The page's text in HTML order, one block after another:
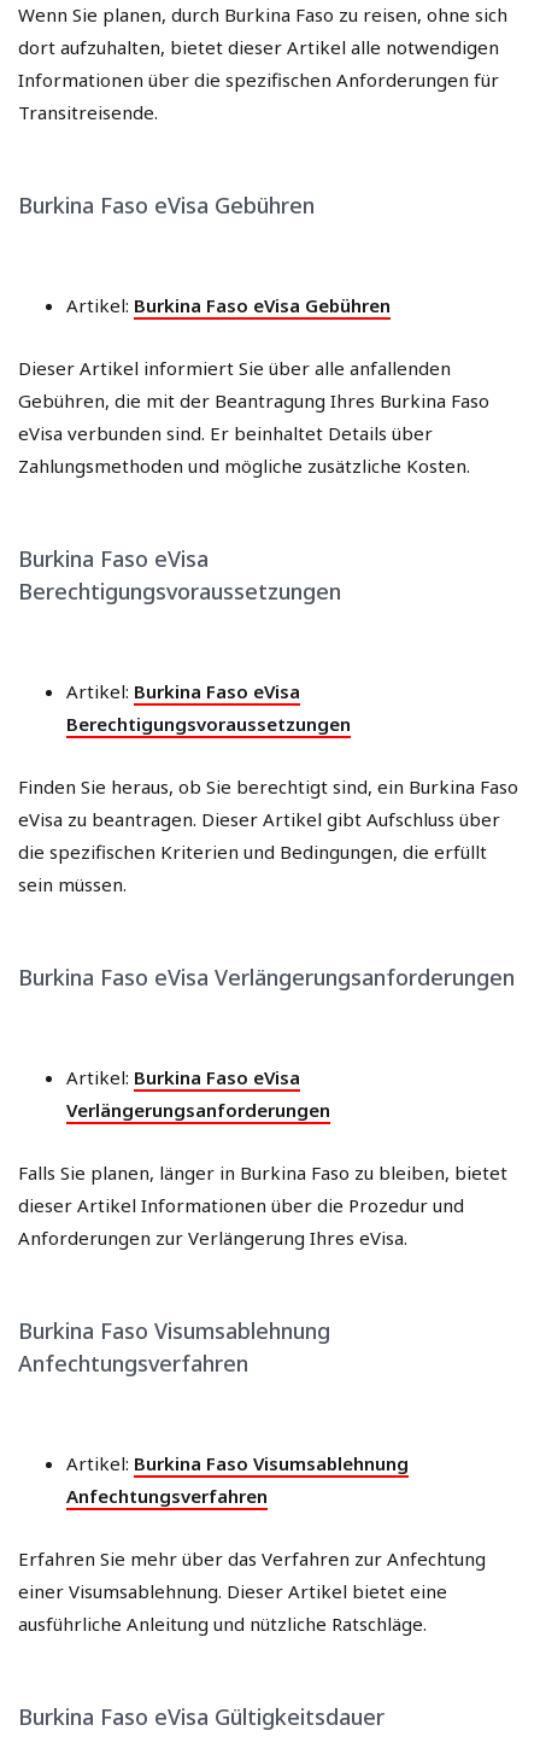
Wenn Sie planen, durch Burkina Faso zu reisen, ohne sich
dort aufzuhalten, bietet dieser Artikel alle notwendigen
Informationen über die spezifischen Anforderungen für
Transitreisende.
Burkina Faso eVisa Gebühren
Artikel: Burkina Faso eVisa Gebühren
Dieser Artikel informiert Sie über alle anfallenden
Gebühren, die mit der Beantragung Ihres Burkina Faso
eVisa verbunden sind. Er beinhaltet Details über
Zahlungsmethoden und mögliche zusätzliche Kosten.
Burkina Faso eVisa
Berechtigungsvoraussetzungen
Artikel: Burkina Faso eVisa
Berechtigungsvoraussetzungen
Finden Sie heraus, ob Sie berechtigt sind, ein Burkina Faso
eVisa zu beantragen. Dieser Artikel gibt Aufschluss über
die spezifischen Kriterien und Bedingungen, die erfüllt
sein müssen.
Burkina Faso eVisa Verlängerungsanforderungen
Artikel: Burkina Faso eVisa
Verlängerungsanforderungen
Falls Sie planen, länger in Burkina Faso zu bleiben, bietet
dieser Artikel Informationen über die Prozedur und
Anforderungen zur Verlängerung Ihres eVisa.
Burkina Faso Visumsablehnung
Anfechtungsverfahren
Artikel: Burkina Faso Visumsablehnung
Anfechtungsverfahren
Erfahren Sie mehr über das Verfahren zur Anfechtung
einer Visumsablehnung. Dieser Artikel bietet eine
ausführliche Anleitung und nützliche Ratschläge.
Burkina Faso eVisa Gültigkeitsdauer